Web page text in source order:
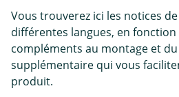
Vous trouverez ici les notices
différentes langues, en fonction
compléments au montage et
supplémentaire qui vous
produit.